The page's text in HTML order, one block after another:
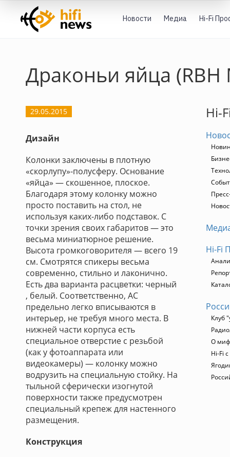
Новости Медиа Hi-Fi
Драконьи яйца (RBH
29.05.2015
Дизайн
Колонки заключены в плотную
«скорлупу»-полусферу. Основание
«яйца» — скошенное, плоское.
Благодаря этому колонку можно
просто поставить на стол, не
используя каких-либо подставок. С
точки зрения своих габаритов — это
весьма миниатюрное решение.
Высота громкоговорителя — всего 19
см. Смотрятся спикеры весьма
современно, стильно и лаконично.
Есть два варианта расцветки: черный
, белый. Соответственно, АС
предельно легко вписываются в
интерьер, не требуя много места. В
нижней части корпуса есть
специальное отверстие с резьбой
(как у фотоаппарата или
видеокамеры) — колонку можно
водрузить на специальную стойку. На
тыльной сферически изогнутой
поверхности также предусмотрен
специальный крепеж для настенного
размещения.
Конструкция
Hi-
Hi-Fi
Клуб
О
Hi-Fi